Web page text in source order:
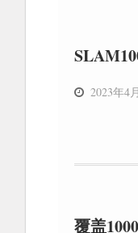
2023年4
覆盖